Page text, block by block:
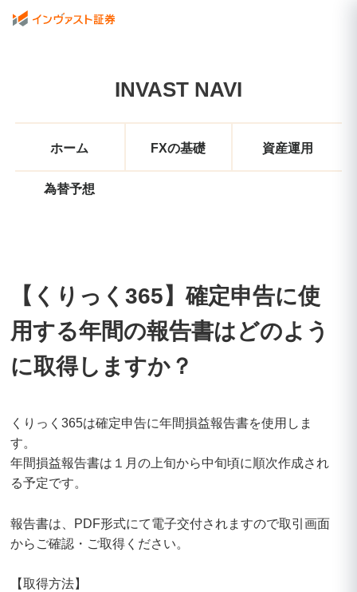
INVAST NAVI
ホーム FXの基礎 資産運用
為替予想
【くりっく365】確定申告に使
用する年間の報告書はどのよう
に取得しますか？
くりっく365は確定申告に年間損益報告書を使用しま
す。
年間損益報告書は１月の上旬から中旬頃に順次作成され
る予定です。
報告書は、PDF形式にて電子交付されますので取引画面
からご確認・ご取得ください。
【取得方法】